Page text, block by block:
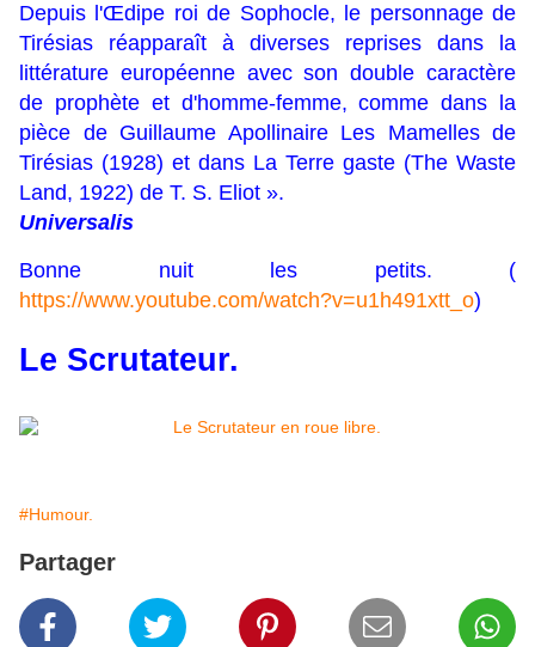
Depuis l'Œdipe roi de Sophocle, le personnage de
Tirésias réapparaît à diverses reprises dans la
littérature européenne avec son double caractère
de prophète et d'homme-femme, comme dans la
pièce de Guillaume Apollinaire Les Mamelles de
Tirésias (1928) et dans La Terre gaste (The Waste
Land, 1922) de T. S. Eliot ».
Universalis
Bonne nuit les petits. (
https://www.youtube.com/watch?v=u1h491xtt_o)
Le Scrutateur.
#Humour.
Partager